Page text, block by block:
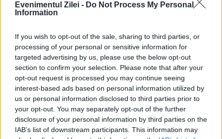
Evenimentul Zilei - Do Not Process My Personal
Information
If you wish to opt-out of the sale, sharing to third parties, or
processing of your personal or sensitive information for
targeted advertising by us, please use the below opt-out
section to confirm your selection. Please note that after your
opt-out request is processed you may continue seeing
interest-based ads based on personal information utilized by
us or personal information disclosed to third parties prior to
your opt-out. You may separately opt-out of the further
disclosure of your personal information by third parties on the
IAB’s list of downstream participants. This information may
Cel mai bun portal de stiri!
Evenimentul Zilei este o publicație multimedia, dedicată
celor care apreciază știrile corecte, obiective și
relevante din toate domeniile de activitate
Linkuri utile